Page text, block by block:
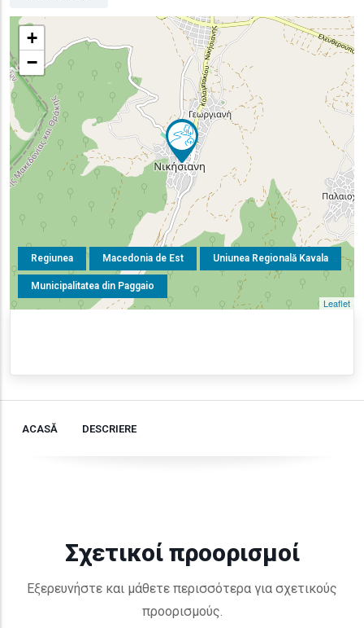
Regiunea Macedonia de Est Uniunea Regională Kavala
Municipalitatea din Paggaio
+
−
Leaflet
ACASĂ DESCRIERE
Σχετικοί προορισμοί
Εξερευνήστε και μάθετε περισσότερα για σχετικούς
προορισμούς.